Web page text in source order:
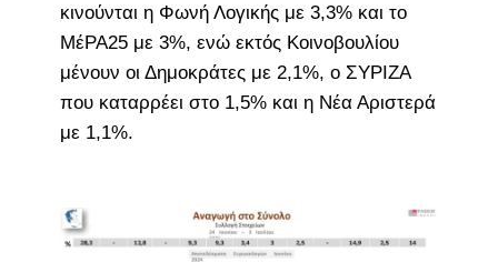
κινούνται η Φωνή Λογικής με 3,3% και το
ΜέΡΑ25 με 3%, ενώ εκτός Κοινοβουλίου
μένουν οι Δημοκράτες με 2,1%, ο ΣΥΡΙΖΑ
που καταρρέει στο 1,5% και η Νέα Αριστερά
με 1,1%.